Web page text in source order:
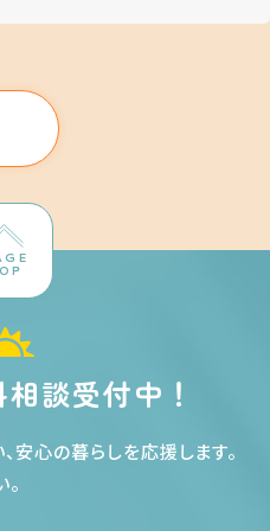
談受付中！
安心の暮らしを応援します。
。